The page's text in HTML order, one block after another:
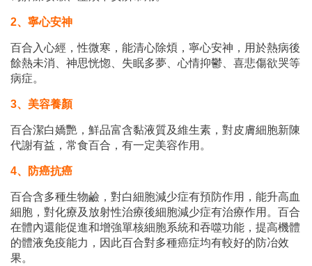
2、寧心安神
百合入心經，性微寒，能清心除煩，寧心安神，用於熱病後
餘熱未消、神思恍惚、失眠多夢、心情抑鬱、喜悲傷欲哭等
病症。
3、美容養顏
百合潔白嬌艷，鮮品富含黏液質及維生素，對皮膚細胞新陳
代謝有益，常食百合，有一定美容作用。
4、防癌抗癌
百合含多種生物鹼，對白細胞減少症有預防作用，能升高血
細胞，對化療及放射性治療後細胞減少症有治療作用。百合
在體內還能促進和增強單核細胞系統和吞噬功能，提高機體
的體液免疫能力，因此百合對多種癌症均有較好的防冶效
果。